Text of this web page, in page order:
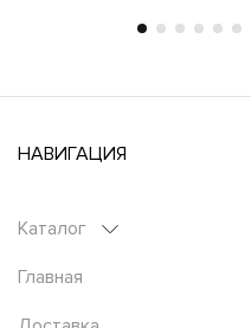
НАВИГАЦИЯ
Каталог
Главная